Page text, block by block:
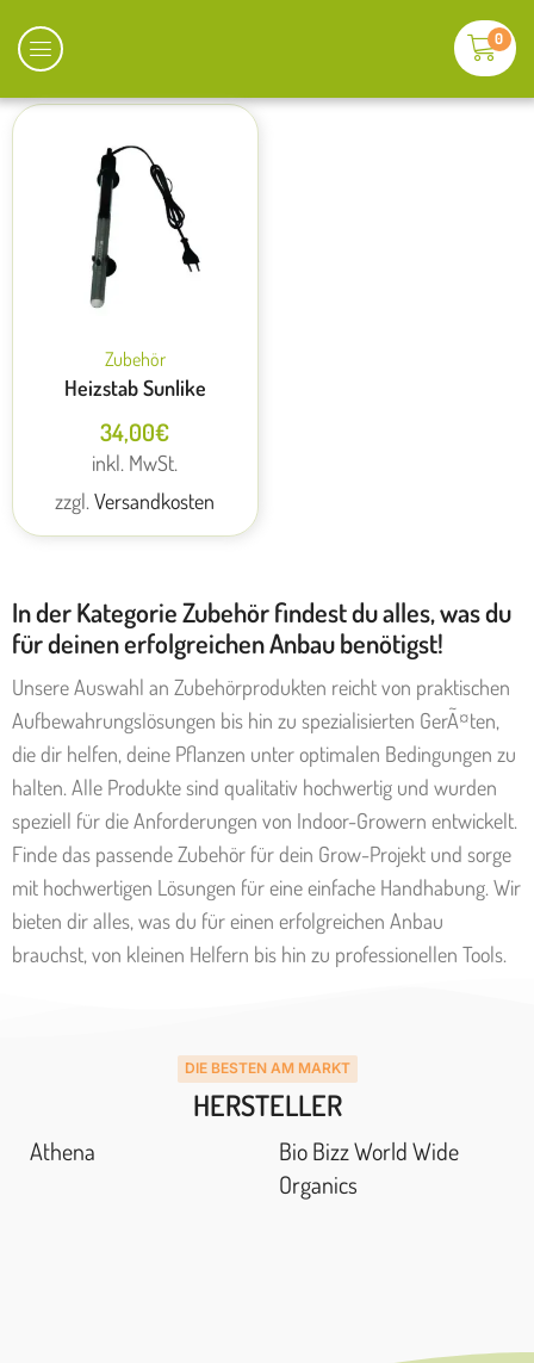
0
Zubehör
Heizstab Sunlike
34,00€
inkl. MwSt.
zzgl.Versandkosten
In der Kategorie Zubehör findest du alles, was du
für deinen erfolgreichen Anbau benötigst!
Unsere Auswahl an Zubehörprodukten reicht von praktischen
Aufbewahrungslösungen bis hin zu spezialisierten GerÃ¤ten,
die dir helfen, deine Pflanzen unter optimalen Bedingungen zu
halten. Alle Produkte sind qualitativ hochwertig und wurden
speziell für die Anforderungen von Indoor-Growern entwickelt.
Finde das passende Zubehör für dein Grow-Projekt und sorge
mit hochwertigen Lösungen für eine einfache Handhabung. Wir
bieten dir alles, was du für einen erfolgreichen Anbau
brauchst, von kleinen Helfern bis hin zu professionellen Tools.
DIE BESTEN AM MARKT
HERSTELLER
Athena
Bio Bizz World Wide
Organics